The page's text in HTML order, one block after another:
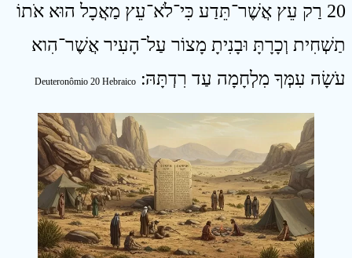
20 רַק עֵץ אֲשֶׁר־תֵּדַע כִּי־לֹא־עֵץ מַאֲכָל הוּא אֹתוֹ
תַשְׁחִית וְכָרָתָּ וּבָנִיתָ מָצוֹר עַל־הָעִיר אֲשֶׁר־הִוא
עֹשָׂה עִמְּךָ מִלְחָמָה עַד רִדְתָּהּ ׃ Deuteronômio 20 Hebraico